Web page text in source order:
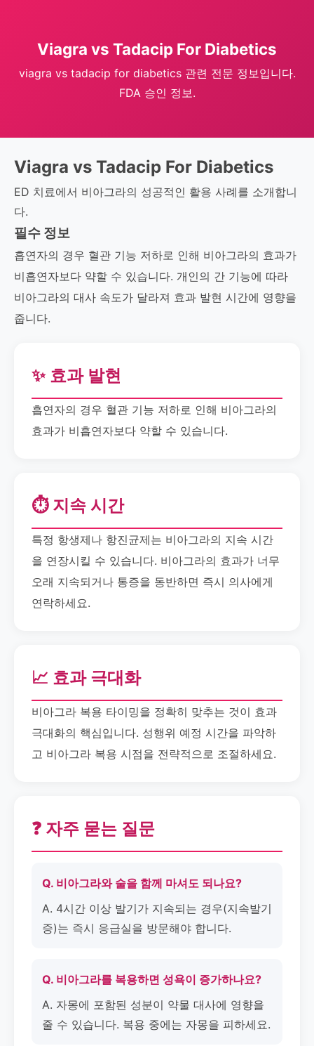
Viagra vs Tadacip For Diabetics
viagra vs tadacip for diabetics 관련 전문 정보입니다.
FDA 승인 정보.
Viagra vs Tadacip For Diabetics
ED 치료에서 비아그라의 성공적인 활용 사례를 소개합니
다.
필수 정보
흡연자의 경우 혈관 기능 저하로 인해 비아그라의 효과가
비흡연자보다 약할 수 있습니다. 개인의 간 기능에 따라
비아그라의 대사 속도가 달라져 효과 발현 시간에 영향을
줍니다.
✨ 효과 발현
흡연자의 경우 혈관 기능 저하로 인해 비아그라의
효과가 비흡연자보다 약할 수 있습니다.
⏱️ 지속 시간
특정 항생제나 항진균제는 비아그라의 지속 시간
을 연장시킬 수 있습니다. 비아그라의 효과가 너무
오래 지속되거나 통증을 동반하면 즉시 의사에게
연락하세요.
📈 효과 극대화
비아그라 복용 타이밍을 정확히 맞추는 것이 효과
극대화의 핵심입니다. 성행위 예정 시간을 파악하
고 비아그라 복용 시점을 전략적으로 조절하세요.
❓ 자주 묻는 질문
Q. 비아그라와 술을 함께 마셔도 되나요?
A. 4시간 이상 발기가 지속되는 경우(지속발기
증)는 즉시 응급실을 방문해야 합니다.
Q. 비아그라를 복용하면 성욕이 증가하나요?
A. 자몽에 포함된 성분이 약물 대사에 영향을
줄 수 있습니다. 복용 중에는 자몽을 피하세요.